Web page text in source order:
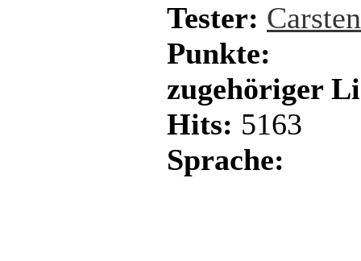
Tester:
Punkte:
zugehöriger
Hits: 5163
Sprache: